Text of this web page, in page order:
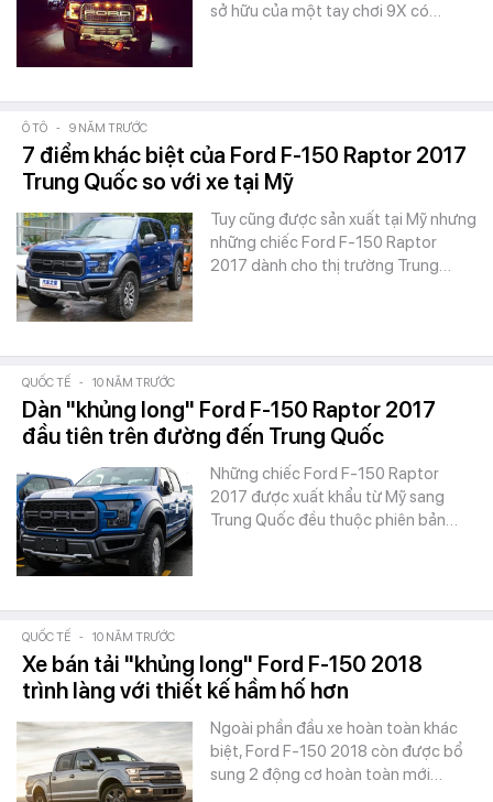
sở hữu của một tay chơi 9X có…
Ô TÔ - 9 NĂM TRƯỚC
7 điểm khác biệt của Ford F-150 Raptor 2017
Trung Quốc so với xe tại Mỹ
Tuy cũng được sản xuất tại Mỹ nhưng
những chiếc Ford F-150 Raptor
2017 dành cho thị trường Trung…
QUỐC TẾ - 10 NĂM TRƯỚC
Dàn "khủng long" Ford F-150 Raptor 2017
đầu tiên trên đường đến Trung Quốc
Những chiếc Ford F-150 Raptor
2017 được xuất khẩu từ Mỹ sang
Trung Quốc đều thuộc phiên bản…
QUỐC TẾ - 10 NĂM TRƯỚC
Xe bán tải "khủng long" Ford F-150 2018
trình làng với thiết kế hầm hố hơn
Ngoài phần đầu xe hoàn toàn khác
biệt, Ford F-150 2018 còn được bổ
sung 2 động cơ hoàn toàn mới…